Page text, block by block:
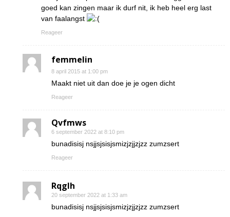
goed kan zingen maar ik durf nit, ik heb heel erg last
van faalangst
Reageer
femmelin
8 april 2015 at 1:00 pm
Maakt niet uit dan doe je je ogen dicht
Reageer
Qvfmws
6 september 2022 at 8:10 pm
bunadisisj nsjjsjsisjsmizjzjjzjzz zumzsert
Reageer
Rqglh
20 september 2022 at 1:33 am
bunadisisj nsjjsjsisjsmizjzjjzjzz zumzsert